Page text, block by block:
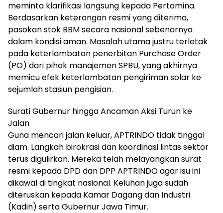
meminta klarifikasi langsung kepada Pertamina.
Berdasarkan keterangan resmi yang diterima,
pasokan stok BBM secara nasional sebenarnya
dalam kondisi aman. Masalah utama justru terletak
pada keterlambatan penerbitan Purchase Order
(PO) dari pihak manajemen SPBU, yang akhirnya
memicu efek keterlambatan pengiriman solar ke
sejumlah stasiun pengisian.
Surati Gubernur hingga Ancaman Aksi Turun ke
Jalan
Guna mencari jalan keluar, APTRINDO tidak tinggal
diam. Langkah birokrasi dan koordinasi lintas sektor
terus digulirkan. Mereka telah melayangkan surat
resmi kepada DPD dan DPP APTRINDO agar isu ini
dikawal di tingkat nasional. Keluhan juga sudah
diteruskan kepada Kamar Dagang dan Industri
(Kadin) serta Gubernur Jawa Timur.